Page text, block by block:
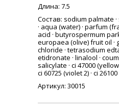
Длина: 7.5
Состав: sodium palmate
· aqua (water) · parfum
acid · butyrospermum
europaea (olive) fruit oil ·
chloride · tetrasodium
etidronate · linalool ·
salicylate · ci 47000 (yellow
ci 60725 (violet 2) · ci
Артикул: 30015